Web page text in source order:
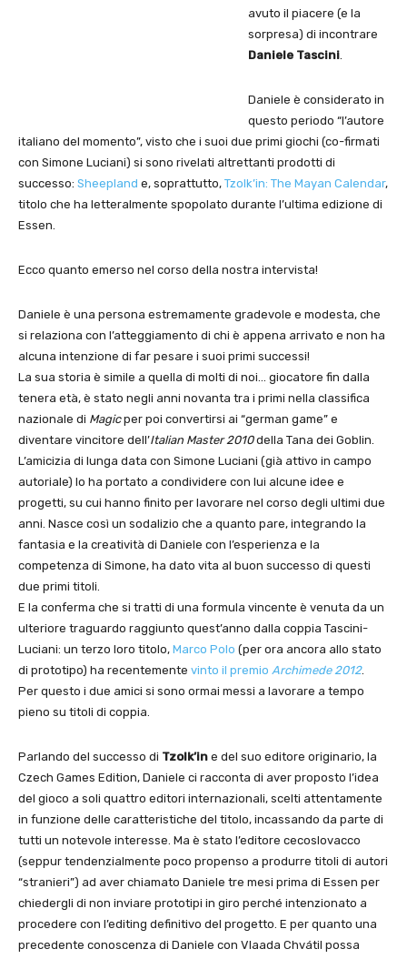
avuto il piacere (e la
sorpresa) di incontrare
Daniele Tascini.
Daniele è considerato in
questo periodo “l’autore
italiano del momento”, visto che i suoi due primi giochi (co-firmati
con Simone Luciani) si sono rivelati altrettanti prodotti di
successo: Sheepland e, soprattutto, Tzolk’in: The Mayan Calendar,
titolo che ha letteralmente spopolato durante l’ultima edizione di
Essen.
Ecco quanto emerso nel corso della nostra intervista!
Daniele è una persona estremamente gradevole e modesta, che
si relaziona con l’atteggiamento di chi è appena arrivato e non ha
alcuna intenzione di far pesare i suoi primi successi!
La sua storia è simile a quella di molti di noi… giocatore fin dalla
tenera età, è stato negli anni novanta tra i primi nella classifica
nazionale di Magicper poi convertirsi ai “german game” e
diventare vincitore dell’Italian Master 2010della Tana dei Goblin.
L’amicizia di lunga data con Simone Luciani (già attivo in campo
autoriale) lo ha portato a condividere con lui alcune idee e
progetti, su cui hanno finito per lavorare nel corso degli ultimi due
anni. Nasce così un sodalizio che a quanto pare, integrando la
fantasia e la creatività di Daniele con l’esperienza e la
competenza di Simone, ha dato vita al buon successo di questi
due primi titoli.
E la conferma che si tratti di una formula vincente è venuta da un
ulteriore traguardo raggiunto quest’anno dalla coppia Tascini-
Luciani: un terzo loro titolo, Marco Polo (per ora ancora allo stato
di prototipo) ha recentemente vinto il premio Archimede 2012.
Per questo i due amici si sono ormai messi a lavorare a tempo
pieno su titoli di coppia.
Parlando del successo di Tzolk’in e del suo editore originario, la
Czech Games Edition, Daniele ci racconta di aver proposto l’idea
del gioco a soli quattro editori internazionali, scelti attentamente
in funzione delle caratteristiche del titolo, incassando da parte di
tutti un notevole interesse. Ma è stato l’editore cecoslovacco
(seppur tendenzialmente poco propenso a produrre titoli di autori
“stranieri”) ad aver chiamato Daniele tre mesi prima di Essen per
chiedergli di non inviare prototipi in giro perché intenzionato a
procedere con l’editing definitivo del progetto. E per quanto una
precedente conoscenza di Daniele con Vlaada Chvátil possa